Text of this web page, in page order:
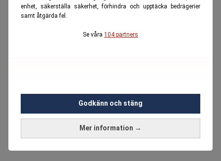
enhet, säkerställa säkerhet, förhindra och upptäcka bedrägerier
samt åtgärda fel.
Se våra 104 partners
Mer information →
Godkänn och stäng